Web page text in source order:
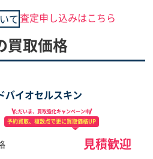
て査定申し込みはこちら
買取価格
バイオセルスキン
ただいま、買取強化キャンペーン中
予約買取、複数点で更に買取価格UP
見積歓迎